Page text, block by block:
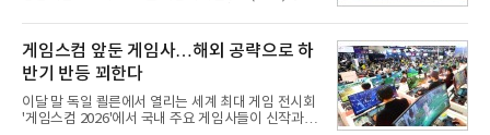
사업 확대
체로 참여했다. 체계개발에는 총 400여억 원의 개발
비와 62개월의 기간이 소요됐다. 한국형 GPS 유도폭
탄 KGGB(Korea GPS Guided Bomb)는 국내 최초
의 공대지 유도폭탄으로 2012년에 최종 전투용 적합
판정을 받았다.우리 공군이 운용하는 모든 전투기에
탑재할 수 있는 KGGB는 일반목적폭탄(General
Purpose Bomb)에 장착하여 운용토록 개발됐다.이
게임스컴 앞둔 게임사…해외 공략으로 하
반기 반등 꾀한다
이달 말 독일 쾰른에서 열리는 세계 최대 게임 전시회
'게임스컴 2026'에서 국내 주요 게임사들이 신작과 글